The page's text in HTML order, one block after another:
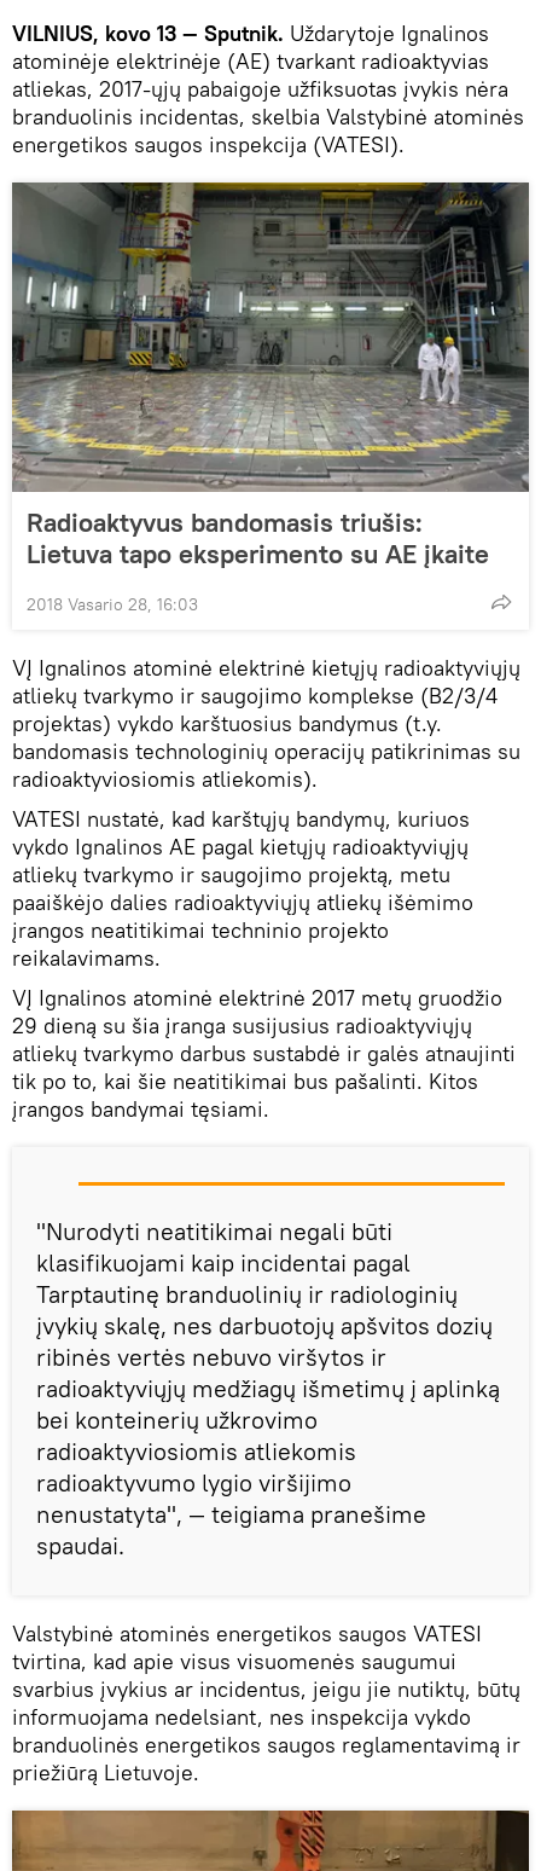
VILNIUS, kovo 13 — Sputnik. Uždarytoje Ignalinos
atominėje elektrinėje (AE) tvarkant radioaktyvias
atliekas, 2017-ųjų pabaigoje užfiksuotas įvykis nėra
branduolinis incidentas, skelbia Valstybinė atominės
energetikos saugos inspekcija (VATESI).
Radioaktyvus bandomasis triušis:
Lietuva tapo eksperimento su AE įkaite
2018 Vasario 28, 16:03
VĮ Ignalinos atominė elektrinė kietųjų radioaktyviųjų
atliekų tvarkymo ir saugojimo komplekse (B2/3/4
projektas) vykdo karštuosius bandymus (t.y.
bandomasis technologinių operacijų patikrinimas su
radioaktyviosiomis atliekomis).
VATESI nustatė, kad karštųjų bandymų, kuriuos
vykdo Ignalinos AE pagal kietųjų radioaktyviųjų
atliekų tvarkymo ir saugojimo projektą, metu
paaiškėjo dalies radioaktyviųjų atliekų išėmimo
įrangos neatitikimai techninio projekto
reikalavimams.
VĮ Ignalinos atominė elektrinė 2017 metų gruodžio
29 dieną su šia įranga susijusius radioaktyviųjų
atliekų tvarkymo darbus sustabdė ir galės atnaujinti
tik po to, kai šie neatitikimai bus pašalinti. Kitos
įrangos bandymai tęsiami.
"Nurodyti neatitikimai negali būti
klasifikuojami kaip incidentai pagal
Tarptautinę branduolinių ir radiologinių
įvykių skalę, nes darbuotojų apšvitos dozių
ribinės vertės nebuvo viršytos ir
radioaktyviųjų medžiagų išmetimų į aplinką
bei konteinerių užkrovimo
radioaktyviosiomis atliekomis
radioaktyvumo lygio viršijimo
nenustatyta", — teigiama pranešime
spaudai.
Valstybinė atominės energetikos saugos VATESI
tvirtina, kad apie visus visuomenės saugumui
svarbius įvykius ar incidentus, jeigu jie nutiktų, būtų
informuojama nedelsiant, nes inspekcija vykdo
branduolinės energetikos saugos reglamentavimą ir
priežiūrą Lietuvoje.